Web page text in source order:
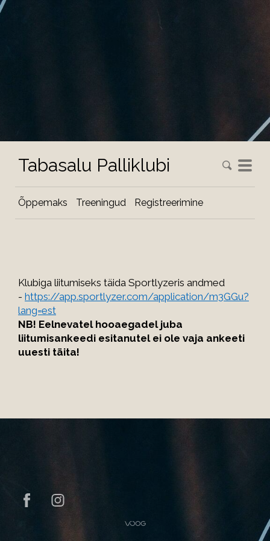
Tabasalu Palliklubi
Õppemaks Treeningud Registreerimine
Klubiga liitumiseks täida Sportlyzeris andmed
- https://app.sportlyzer.com/application/m3GGu?
lang=est
NB! Eelnevatel hooaegadel juba
liitumisankeedi esitanutel ei ole vaja ankeeti
uuesti täita!